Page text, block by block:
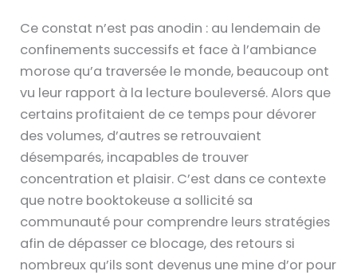
Ce constat n’est pas anodin : au lendemain de
confinements successifs et face à l’ambiance
morose qu’a traversée le monde, beaucoup ont
vu leur rapport à la lecture bouleversé. Alors que
certains profitaient de ce temps pour dévorer
des volumes, d’autres se retrouvaient
désemparés, incapables de trouver
concentration et plaisir. C’est dans ce contexte
que notre booktokeuse a sollicité sa
communauté pour comprendre leurs stratégies
afin de dépasser ce blocage, des retours si
nombreux qu’ils sont devenus une mine d’or pour